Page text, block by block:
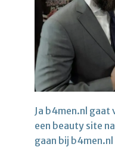
Ja b4men.nl gaat
een beauty site
gaan bij